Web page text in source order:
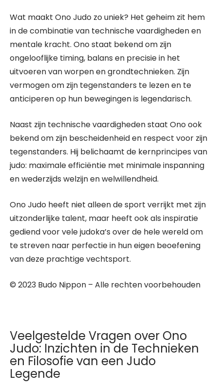
Wat maakt Ono Judo zo uniek? Het geheim zit hem
in de combinatie van technische vaardigheden en
mentale kracht. Ono staat bekend om zijn
ongelooflijke timing, balans en precisie in het
uitvoeren van worpen en grondtechnieken. Zijn
vermogen om zijn tegenstanders te lezen en te
anticiperen op hun bewegingen is legendarisch.
Naast zijn technische vaardigheden staat Ono ook
bekend om zijn bescheidenheid en respect voor zijn
tegenstanders. Hij belichaamt de kernprincipes van
judo: maximale efficiëntie met minimale inspanning
en wederzijds welzijn en welwillendheid.
Ono Judo heeft niet alleen de sport verrijkt met zijn
uitzonderlijke talent, maar heeft ook als inspiratie
gediend voor vele judoka’s over de hele wereld om
te streven naar perfectie in hun eigen beoefening
van deze prachtige vechtsport.
© 2023 Budo Nippon – Alle rechten voorbehouden
Veelgestelde Vragen over Ono
Judo: Inzichten in de Technieken
en Filosofie van een Judo
Legende